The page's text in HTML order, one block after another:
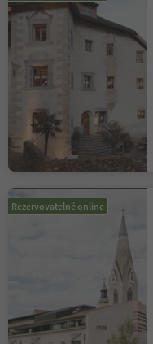
Rezervovatelné online